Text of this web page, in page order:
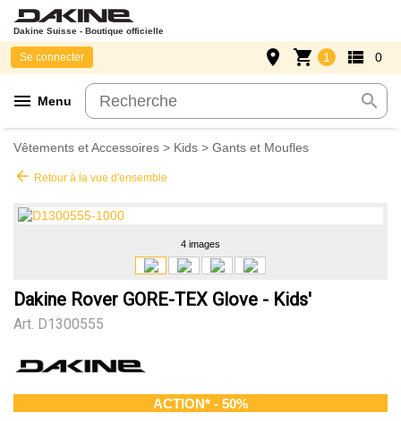
Dakine Suisse - Boutique officielle
menu Menu search
Se connecter place shopping_cart 1 view_list 0
Vêtements et Accessoires > Kids > Gants et Moufles
arrow_back Retour à la vue d'ensemble
4 images
Dakine Rover GORE-TEX Glove - Kids'
Art. D1300555
ACTION* - 50%